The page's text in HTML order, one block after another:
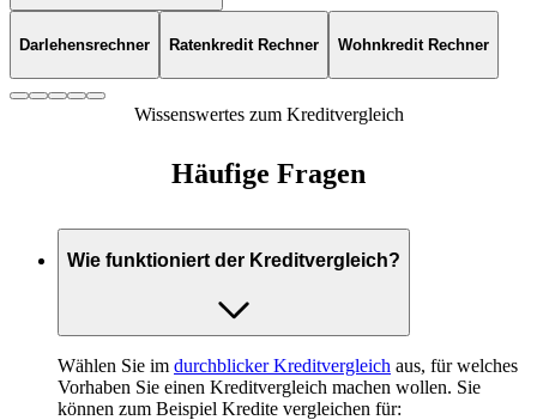
Darlehensrechner Ratenkredit Rechner Wohnkredit Rechner
Wissenswertes zum Kreditvergleich
Häufige Fragen
Wie funktioniert der Kreditvergleich?
Wählen Sie im durchblicker Kreditvergleich aus, für welches
Vorhaben Sie einen Kreditvergleich machen wollen. Sie
können zum Beispiel Kredite vergleichen für: